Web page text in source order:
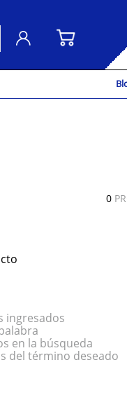
0
ingresados
en la búsqueda
del término deseado